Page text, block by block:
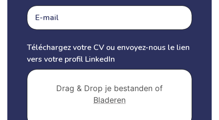
Téléchargez votre CV ou envoyez-nous le lien
vers votre profil LinkedIn
Drag & Drop je bestanden of
Bladeren